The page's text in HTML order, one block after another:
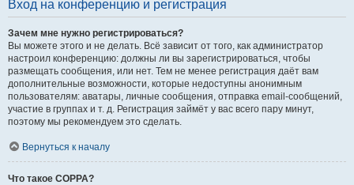
Вход на конференцию и регистрация
Зачем мне нужно регистрироваться?
Вы можете этого и не делать. Всё зависит от того, как администратор
настроил конференцию: должны ли вы зарегистрироваться, чтобы
размещать сообщения, или нет. Тем не менее регистрация даёт вам
дополнительные возможности, которые недоступны анонимным
пользователям: аватары, личные сообщения, отправка email-сообщений,
участие в группах и т. д. Регистрация займёт у вас всего пару минут,
поэтому мы рекомендуем это сделать.
Вернуться к началу
Что такое COPPA?